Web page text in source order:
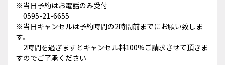
※当日予約はお電話のみ受付
0595-21-6655
※当日キャンセルは予約時間の2時間前までにお願い致しま
す。
2時間を過ぎますとキャンセル料100%ご請求させて頂きま
すのでご了承ください